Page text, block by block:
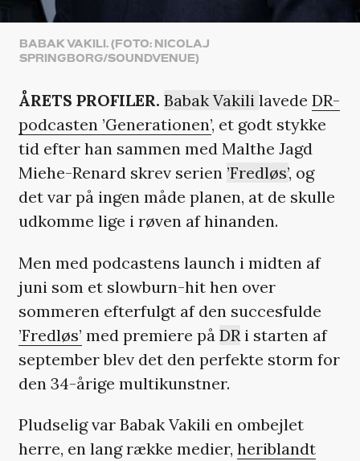
BABAK VAKILI. (FOTO: NICOLAJ
SPRINGBORG/SOUNDVENUE)
ÅRETS PROFILER. Babak Vakili lavede DR-
podcasten ’Generationen’, et godt stykke
tid efter han sammen med Malthe Jagd
Miehe-Renard skrev serien ’Fredløs’, og
det var på ingen måde planen, at de skulle
udkomme lige i røven af hinanden.
Men med podcastens launch i midten af
juni som et slowburn-hit hen over
sommeren efterfulgt af den succesfulde
’Fredløs’ med premiere på DR i starten af
september blev det den perfekte storm for
den 34-årige multikunstner.
Pludselig var Babak Vakili en ombejlet
herre, en lang række medier, heriblandt